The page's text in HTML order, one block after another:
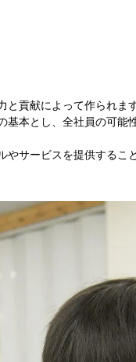
貢献によって作られます
本とし、全社員の可
サービスを提供する